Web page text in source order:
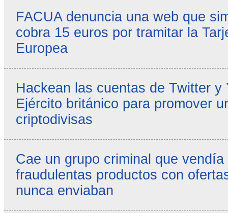
FACUA denuncia una web que
cobra 15 euros por tramitar la
Europea
Hackean las cuentas de Twitter y
Ejército británico para promover
criptodivisas
Cae un grupo criminal que
fraudulentas productos con
nunca enviaban